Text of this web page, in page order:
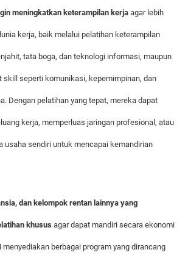
meningkatkan keterampilan kerja agar lebih
kerja, baik melalui pelatihan keterampilan
tata boga, dan teknologi informasi, maupun
skill seperti komunikasi, kepemimpinan, dan
Dengan pelatihan yang tepat, mereka dapat
kerja, memperluas jaringan profesional, atau
usaha sendiri untuk mencapai kemandirian
dan kelompok rentan lainnya yang
khusus agar dapat mandiri secara ekonomi
menyediakan berbagai program yang dirancang